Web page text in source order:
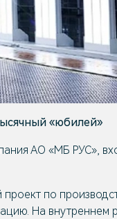
«юбилей»
АО «МБ РУС»,
проект по
На внутреннем